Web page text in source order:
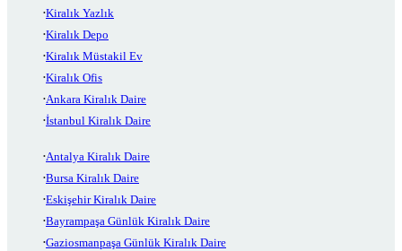
Kiralık Yazlık
Kiralık Depo
Kiralık Müstakil Ev
Kiralık Ofis
Ankara Kiralık Daire
İstanbul Kiralık Daire
Antalya Kiralık Daire
Bursa Kiralık Daire
Eskişehir Kiralık Daire
Bayrampaşa Günlük Kiralık Daire
Gaziosmanpaşa Günlük Kiralık Daire